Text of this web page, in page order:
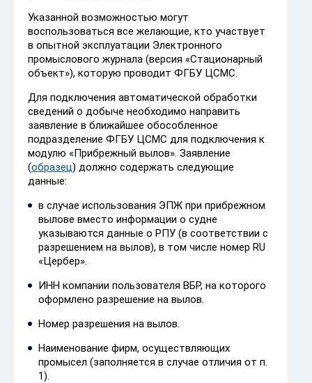
Указанной возможностью могут
воспользоваться все желающие, кто участвует
в опытной эксплуатации Электронного
промыслового журнала (версия «Стационарный
объект»), которую проводит ФГБУ ЦСМС.
Для подключения автоматической обработки
сведений о добыче необходимо направить
заявление в ближайшее обособленное
подразделение ФГБУ ЦСМС для подключения к
модулю «Прибрежный вылов». Заявление
(образец) должно содержать следующие
данные:
в случае использования ЭПЖ при прибрежном
вылове вместо информации о судне
указываются данные о РПУ (в соответствии с
разрешением на вылов), в том числе номер RU
«Цербер».
ИНН компании пользователя ВБР, на которого
оформлено разрешение на вылов.
Номер разрешения на вылов.
Наименование фирм, осуществляющих
промысел (заполняется в случае отличия от п.
1).